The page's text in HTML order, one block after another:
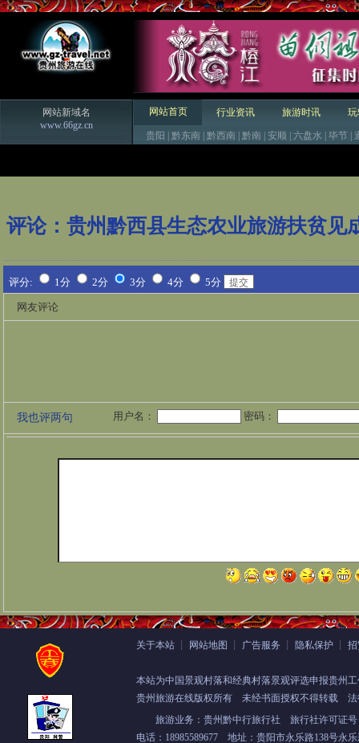
网站新域名
www.66gz.cn
网站首页 行业资讯 旅游时讯 玩
贵阳 黔东南 黔西南 黔南 安顺 六盘水 毕节
评论： 贵州黔西县生态农业旅游扶贫见
评分: 1分 2分 3分 4分 5分
网友评论
我也评两句 用户名： 密码：
关于本站 ┊ 网站地图 ┊ 广告服务 ┊ 隐私保护 ┊
本站为中国景观村落和经典村落景观评选申报贵州
贵州旅游在线版权所有 未经书面授权不得转载
旅游业务：贵州黔中行旅行社 旅行社许可证
电话：18985589677 地址：贵阳市永乐路138号永